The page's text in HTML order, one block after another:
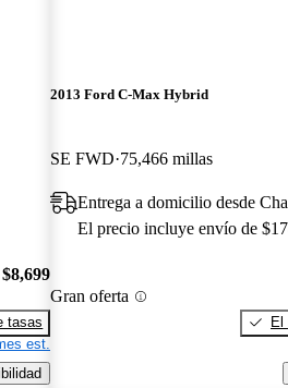
$8,699
tasas
est.
2013 Ford C-Max Hybrid
SE FWD 75,466 millas
Entrega a domicilio desde
El precio incluye envío de
Gran oferta
El